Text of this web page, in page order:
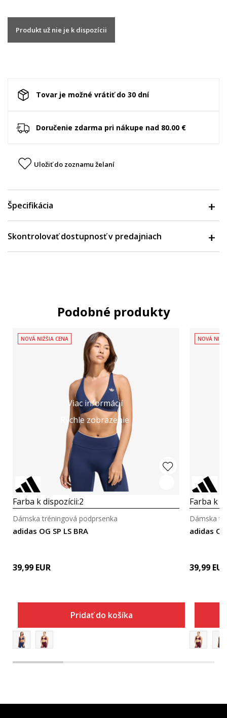
Produkt už nie je k dispozícii
Tovar je možné vrátiť do 30 dní
Doručenie zdarma pri nákupe nad 80.00 €
Uložiť do zoznamu želaní
Špecifikácia
Skontrolovať dostupnosť v predajniach
Podobné produkty
Viac informácií
Rýchle zobrazenie
NOVÁ NIŽŠIA CENA
Farba k dispozícii:2
adidas OG SP LS BRA
Dámska tréningová podprsenka
39,99 EUR
Pridať do košíka
NOVÁ
Farba k
adidas
Dámska
39,99 EUR